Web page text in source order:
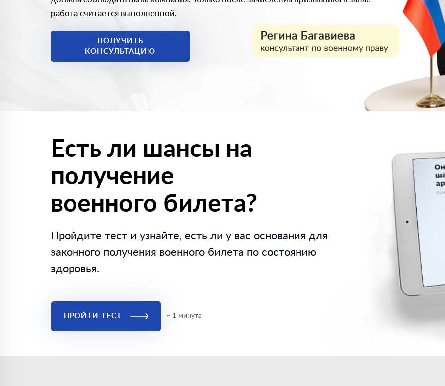
работа считается выполненной.
ПОЛУЧИТЬ
КОНСУЛЬТАЦИЮ
Есть ли шансы на
получение
военного билета?
Пройдите тест и узнайте, есть ли у вас основания для
законного получения военного билета по состоянию
здоровья.
ПРОЙТИ ТЕСТ ~ 1 минута